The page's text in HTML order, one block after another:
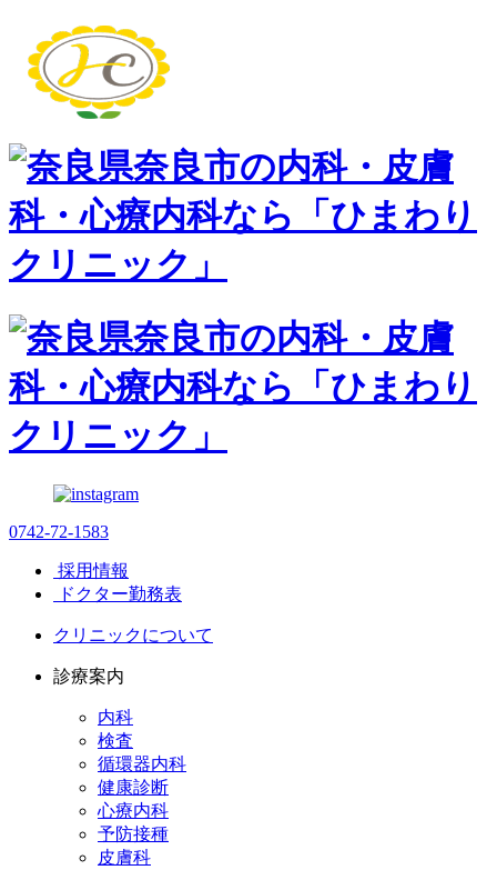
0742-72-1583
採用情報
ドクター勤務表
クリニックについて
診療案内
内科
検査
循環器内科
健康診断
心療内科
予防接種
皮膚科